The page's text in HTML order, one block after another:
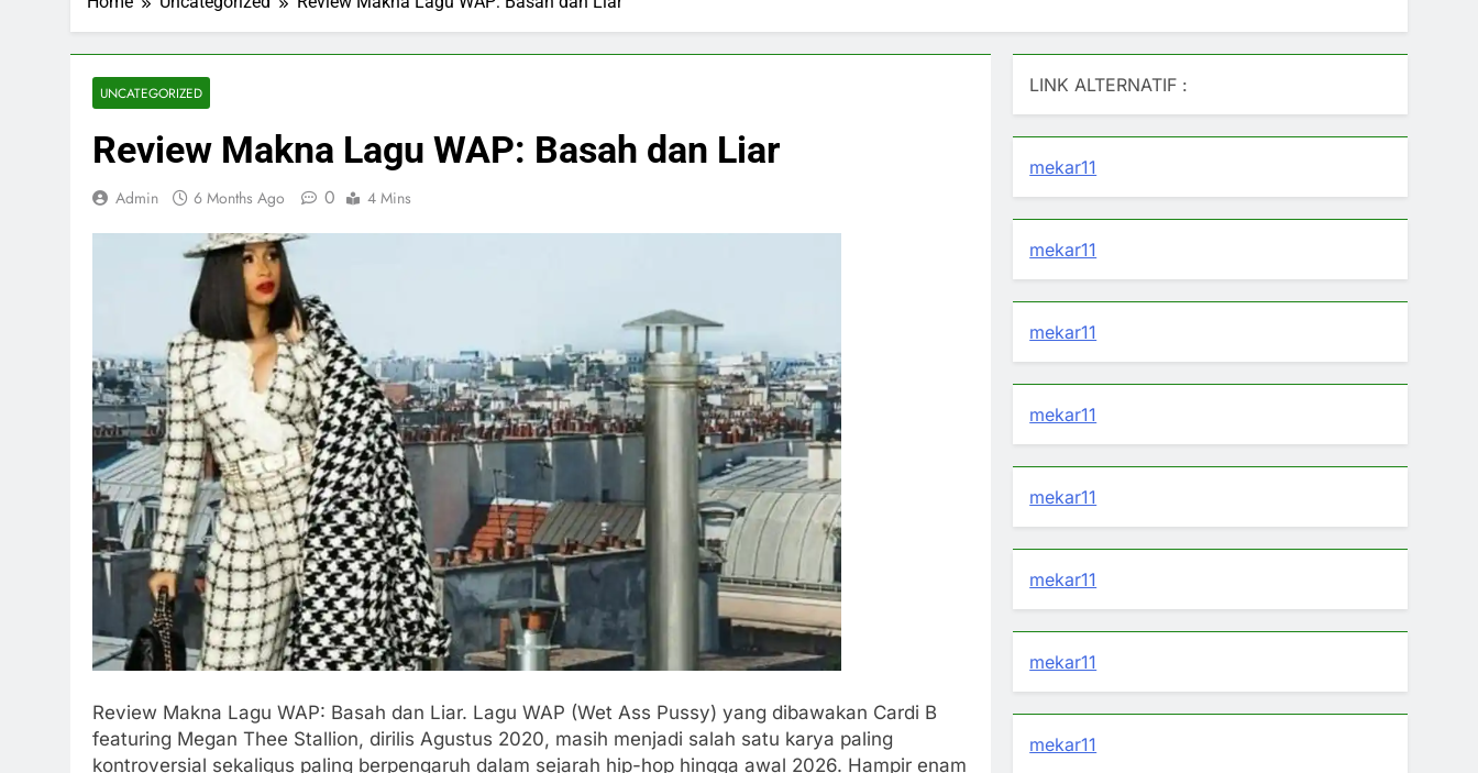
UNCATEGORIZED
Review Makna Lagu WAP: Basah dan Liar
Admin 6 Months Ago 0 4 Mins
Review Makna Lagu WAP: Basah dan Liar. Lagu WAP (Wet Ass Pussy) yang dibawakan Cardi B
featuring Megan Thee Stallion, dirilis Agustus 2020, masih menjadi salah satu karya paling
kontroversial sekaligus paling berpengaruh dalam sejarah hip-hop hingga awal 2026. Hampir enam
LINK ALTERNATIF :
mekar11
mekar11
mekar11
mekar11
mekar11
mekar11
mekar11
mekar11